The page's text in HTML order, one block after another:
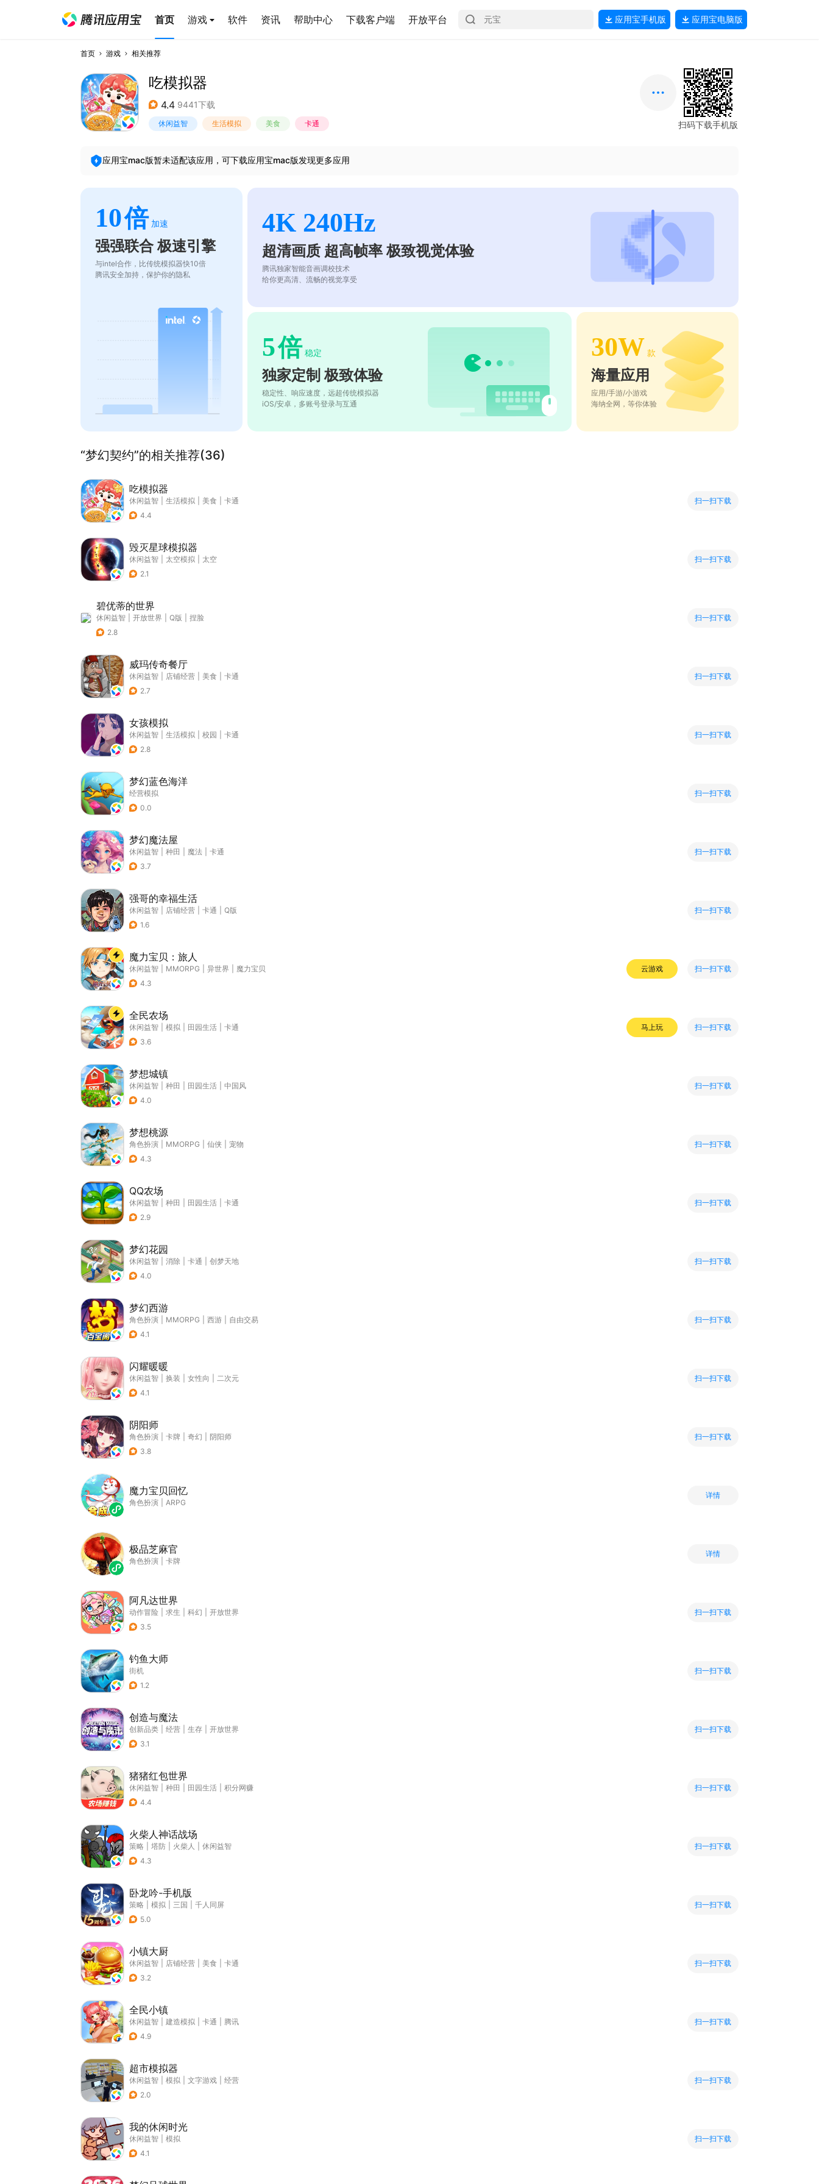
首页 游戏 软件 资讯 帮助中心 下载客户端 开放平台 应用宝手机版 应用宝电脑版
首页 游戏 相关推荐
吃模拟器
4.4 9441下载
休闲益智 生活模拟 美食 卡通 扫码下载手机版
应用宝mac版暂未适配该应用，可下载应用宝mac版发现更多应用
10倍 加速
强强联合 极速引擎
与intel合作，比传统模拟器快10倍
腾讯安全加持，保护你的隐私
4K 240Hz
超清画质 超高帧率 极致视觉体验
腾讯独家智能音画调校技术
给你更高清、流畅的视觉享受
5倍 稳定
独家定制 极致体验
稳定性、响应速度，远超传统模拟器
iOS/安卓，多账号登录与互通
30W 款
海量应用
应用/手游/小游戏
海纳全网，等你体验
“梦幻契约”的相关推荐(36)
吃模拟器
休闲益智 生活模拟 美食
卡通
4.4
扫一扫下载
毁灭星球模拟器
休闲益智 太空模拟
太空
2.1
扫一扫下载
碧优蒂的世界
休闲益智 开放世界 Q版
捏脸
2.8
扫一扫下载
威玛传奇餐厅
休闲益智 店铺经营 美食
卡通
2.7
扫一扫下载
女孩模拟
休闲益智 生活模拟 校园
卡通
2.8
扫一扫下载
梦幻蓝色海洋
经营模拟
0.0
扫一扫下载
梦幻魔法屋
休闲益智 种田 魔法
卡通
3.7
扫一扫下载
强哥的幸福生活
休闲益智 店铺经营 卡通
Q版
1.6
扫一扫下载
魔力宝贝：旅人
休闲益智 MMORPG 异世界
魔力宝贝
4.3
云游戏 扫一扫下载
全民农场
休闲益智 模拟 田园生活
卡通
3.6
马上玩 扫一扫下载
梦想城镇
休闲益智 种田 田园生活
中国风
4.0
扫一扫下载
梦想桃源
角色扮演 MMORPG 仙侠
宠物
4.3
扫一扫下载
QQ农场
休闲益智 种田 田园生活
卡通
2.9
扫一扫下载
梦幻花园
休闲益智 消除 卡通
创梦天地
4.0
扫一扫下载
梦幻西游
角色扮演 MMORPG 西游
自由交易
4.1
扫一扫下载
闪耀暖暖
休闲益智 换装 女性向
二次元
4.1
扫一扫下载
阴阳师
角色扮演 卡牌 奇幻
阴阳师
3.8
扫一扫下载
魔力宝贝回忆
角色扮演 ARPG
详情
极品芝麻官
角色扮演 卡牌
详情
阿凡达世界
动作冒险 求生 科幻
开放世界
3.5
扫一扫下载
钓鱼大师
街机
1.2
扫一扫下载
创造与魔法
创新品类 经营 生存
开放世界
3.1
扫一扫下载
猪猪红包世界
休闲益智 种田 田园生活
积分网赚
4.4
扫一扫下载
火柴人神话战场
策略 塔防 火柴人
休闲益智
4.3
扫一扫下载
卧龙吟-手机版
策略 模拟 三国
千人同屏
5.0
扫一扫下载
小镇大厨
休闲益智 店铺经营 美食
卡通
3.2
扫一扫下载
全民小镇
休闲益智 建造模拟 卡通
腾讯
4.9
扫一扫下载
超市模拟器
休闲益智 模拟 文字游戏
经营
2.0
扫一扫下载
我的休闲时光
休闲益智
模拟
4.1
扫一扫下载